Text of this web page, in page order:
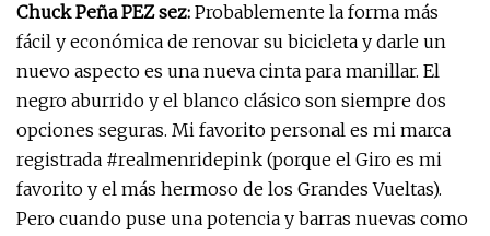
Chuck Peña PEZ sez: Probablemente la forma más
fácil y económica de renovar su bicicleta y darle un
nuevo aspecto es una nueva cinta para manillar. El
negro aburrido y el blanco clásico son siempre dos
opciones seguras. Mi favorito personal es mi marca
registrada #realmenridepink (porque el Giro es mi
favorito y el más hermoso de los Grandes Vueltas).
Pero cuando puse una potencia y barras nuevas como